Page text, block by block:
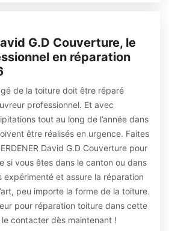
G.D Couverture, le
en réparation
de la toiture doit être réparé
professionnel. Et avec
tout au long de l’année dans
être réalisés en urgence. Faites
David G.D Couverture pour
si vous êtes dans le canton ou dans
expérimenté et assure la réparation
peu importe la forme de la toiture.
pour réparation toiture dans cette
le contacter dès maintenant !